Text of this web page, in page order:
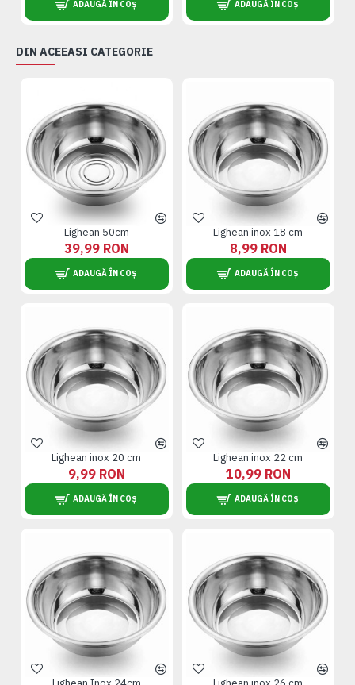
ADAUGĂ ÎN COȘ ADAUGĂ ÎN COȘ
DIN ACEEASI CATEGORIE
Lighean 50cm
39,99 RON
ADAUGĂ ÎN COȘ
Lighean inox 18 cm
8,99 RON
ADAUGĂ ÎN COȘ
Lighean inox 20 cm
9,99 RON
ADAUGĂ ÎN COȘ
Lighean inox 22 cm
10,99 RON
ADAUGĂ ÎN COȘ